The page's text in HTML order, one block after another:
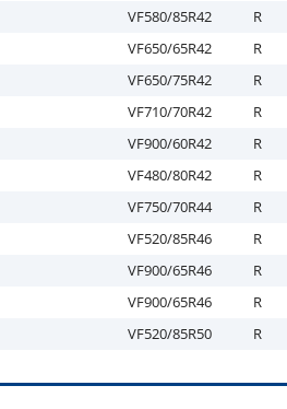
VF580/85R42
R
VF650/65R42
R
VF650/75R42
R
VF710/70R42
R
VF900/60R42
R
VF480/80R42
R
VF750/70R44
R
VF520/85R46
R
VF900/65R46
R
VF900/65R46
R
VF520/85R50 R